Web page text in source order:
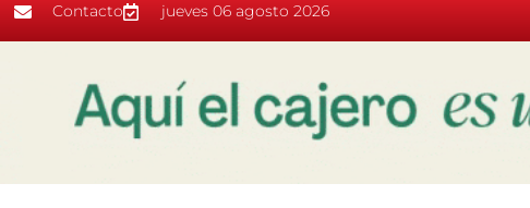
Contacto jueves 06 agosto 2026